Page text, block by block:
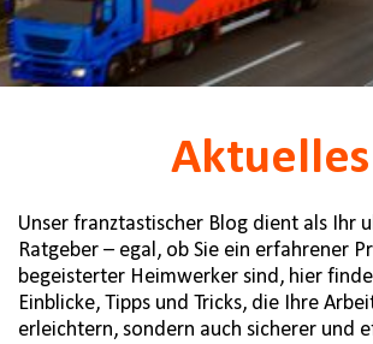
Aktuelles
Unser franztastischer Blog dient als Ihr
Ratgeber – egal, ob Sie ein erfahrener
begeisterter Heimwerker sind, hier
Einblicke, Tipps und Tricks, die Ihre
erleichtern, sondern auch sicherer und